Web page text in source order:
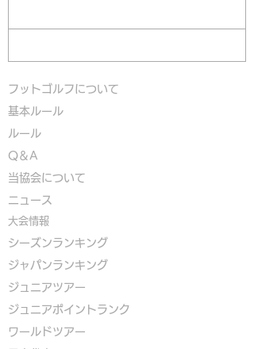
フットゴルフについて
基本ルール
ルール
Q＆A
​当協会について
​ニュース
大会情報
シーズンランキング
ジャパンランキング
ジュニアツアー
ジュニアポイントランク
​ワールドツアー